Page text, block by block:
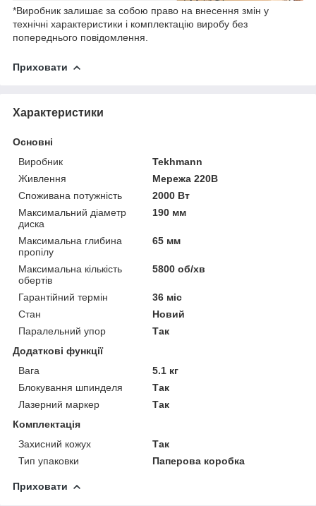
*Виробник залишає за собою право на внесення змін у
технічні характеристики і комплектацію виробу без
попереднього повідомлення.
Приховати
Характеристики
Основні
Виробник
Tekhmann
Живлення
Мережа 220В
Споживана потужність
2000 Вт
Максимальний діаметр
диска
190 мм
Максимальна глибина
пропілу
65 мм
Максимальна кількість
обертів
5800 об/хв
Гарантійний термін
36 міс
Стан
Новий
Паралельний упор
Так
Додаткові функції
Вага
5.1 кг
Блокування шпинделя
Так
Лазерний маркер
Так
Комплектація
Захисний кожух
Так
Тип упаковки
Паперова коробка
Приховати